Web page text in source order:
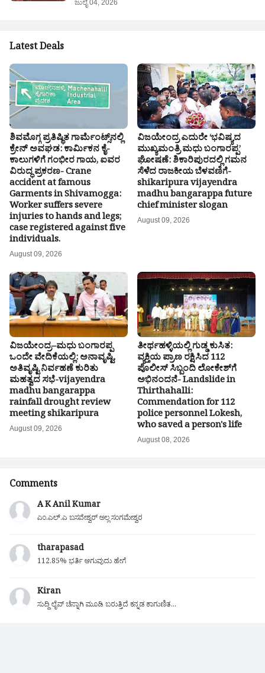
ಜುಲೈ 04, 2026
Latest Deals
ಶಿವಮೊಗ್ಗ ಪ್ರತಿಷ್ಥಿತ ಗಾರ್ಮೆಂಟ್ಸ್‌ನಲ್ಲಿ
ಕ್ರೇನ್ ಅವಘಡ: ಕಾರ್ಮಿಕನ ಕೈ-
ಕಾಲುಗಳಿಗೆ ಗಂಭೀರ ಗಾಯ, ಐವರ
ವಿರುದ್ಧ ಪ್ರಕರಣ- Crane
accident at famous
Garments in Shivamogga:
Worker suffers severe
injuries to hands and legs;
case registered against five
individuals.
August 09, 2026
ವಿಜಯೇಂದ್ರ ಎದುರೇ ‘ಭವಿಷ್ಯದ
ಮುಖ್ಯಮಂತ್ರಿ ಮಧು ಬಂಗಾರಪ್ಪ’
ಘೋಷಣೆ: ಶಿಕಾರಿಪುರದಲ್ಲಿ ಗಮನ
ಸೆಳೆದ ರಾಜಕೀಯ ಬೆಳವಣಿಗೆ-
shikaripura vijayendra
madhu bangarappa future
chief minister slogan
August 09, 2026
ವಿಜಯೇಂದ್ರ–ಮಧು ಬಂಗಾರಪ್ಪ
ಒಂದೇ ವೇದಿಕೆಯಲ್ಲಿ: ಅನಾವೃಷ್ಟಿ,
ಅತಿವೃಷ್ಟಿ ನಿರ್ವಹಣೆ ಕುರಿತು
ಮಹತ್ವದ ಸಭೆ-vijayendra
madhu bangarappa
rainfall drought review
meeting shikaripura
August 09, 2026
ತೀರ್ಥಹಳ್ಳಿಯಲ್ಲಿ ಗುಡ್ಡ ಕುಸಿತ:
ವ್ಯಕ್ತಿಯ ಪ್ರಾಣ ರಕ್ಷಿಸಿದ 112
ಪೊಲೀಸ್ ಸಿಬ್ಬಂದಿ ಲೋಕೇಶ್‌ಗೆ
ಅಭಿನಂದನೆ- Landslide in
Thirthahalli:
Commendation for 112
police personnel Lokesh,
who saved a person's life
August 08, 2026
Comments
A K Anil Kumar
ಎಂ.ಎಲ್.ಎ ಬಸವೇಶ್ವರ್ ಅಲ್ಲ ಸಂಗಮೇಶ್ವರ
tharapasad
112.85% ಭರ್ತಿ ಆಗುವುದು ಹೇಗೆ
Kiran
ಸುದ್ದಿ ಲೈವ್ ಚೆನ್ನಾಗಿ ಮೂಡಿ ಬರುತ್ತಿದೆ ಕನ್ನಡ ಕಾಗುಣಿತ...